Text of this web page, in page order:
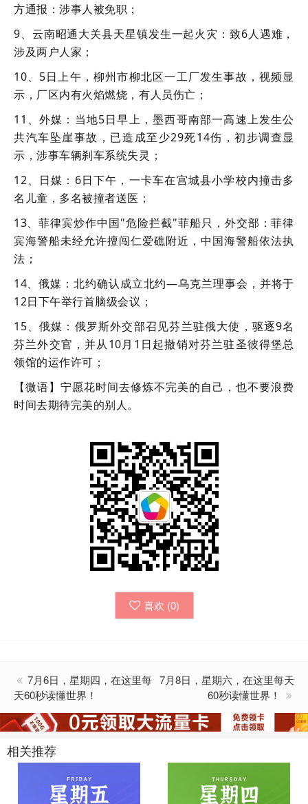
方通报：涉事人被免职；
9、云南昭通大关县天星镇发生一起火灾：致6人遇难，
涉及两户人家；
10、5日上午，柳州市柳北区一工厂发生事故，视频显
示，厂区内有火焰燃烧，有人员伤亡；
11、外媒：当地5日早上，墨西哥南部一高速上发生公
共汽车坠崖事故，已造成至少29死14伤，初步调查显
示，涉事车辆刹车系统失灵；
12、日媒：6日下午，一卡车在宫城县小学校内撞击多
名儿童，多名被撞者送医；
13、菲律宾炒作中国"危险拦截"菲船只，外交部：菲律
宾海警船未经允许擅闯仁爱礁附近，中国海警船依法执
法；
14、俄媒：北约确认成立北约—乌克兰理事会，并将于
12日下午举行首脑级会议；
15、俄媒：俄罗斯外交部召见芬兰驻俄大使，驱逐9名
芬兰外交官，并从10月1日起撤销对芬兰驻圣彼得堡总
领馆的运作许可；
【微语】宁愿花时间去修炼不完美的自己，也不要浪费
时间去期待完美的别人。
喜欢 (0)
7月6日，星期四，在这里每
天60秒读懂世界！
7月8日，星期六，在这里每天
60秒读懂世界！
相关推荐